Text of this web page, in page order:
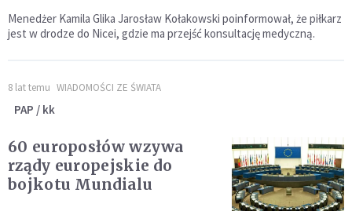
Menedżer Kamila Glika Jarosław Kołakowski poinformował, że piłkarz
jest w drodze do Nicei, gdzie ma przejść konsultację medyczną.
8 lat temu WIADOMOŚCI ZE ŚWIATA
PAP / kk
60 europosłów wzywa
rządy europejskie do
bojkotu Mundialu